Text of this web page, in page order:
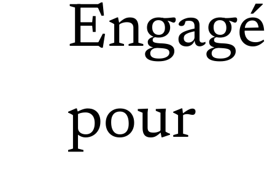
Engagé
pour